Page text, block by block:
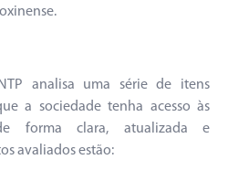
analisa uma série de itens
a sociedade tenha acesso às
forma clara, atualizada e
avaliados estão: